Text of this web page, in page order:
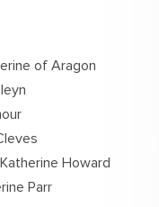
of Aragon
Howard
Parr